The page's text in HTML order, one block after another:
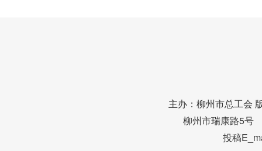
主办：柳州市总工会
柳州市瑞康路5
投稿